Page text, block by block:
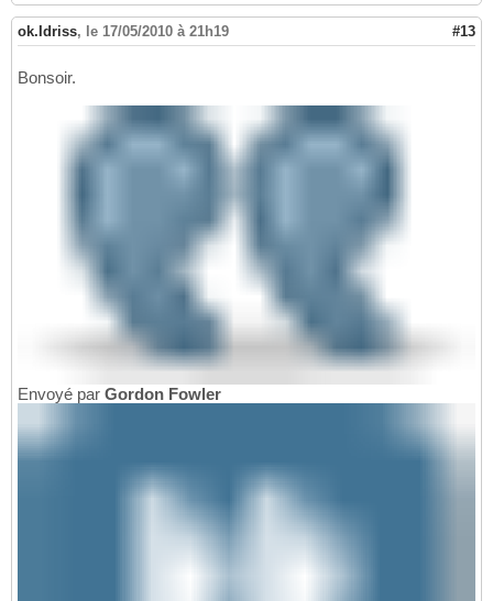
ok.Idriss, le 17/05/2010 à 21h19 #13
Bonsoir.
Envoyé par Gordon Fowler